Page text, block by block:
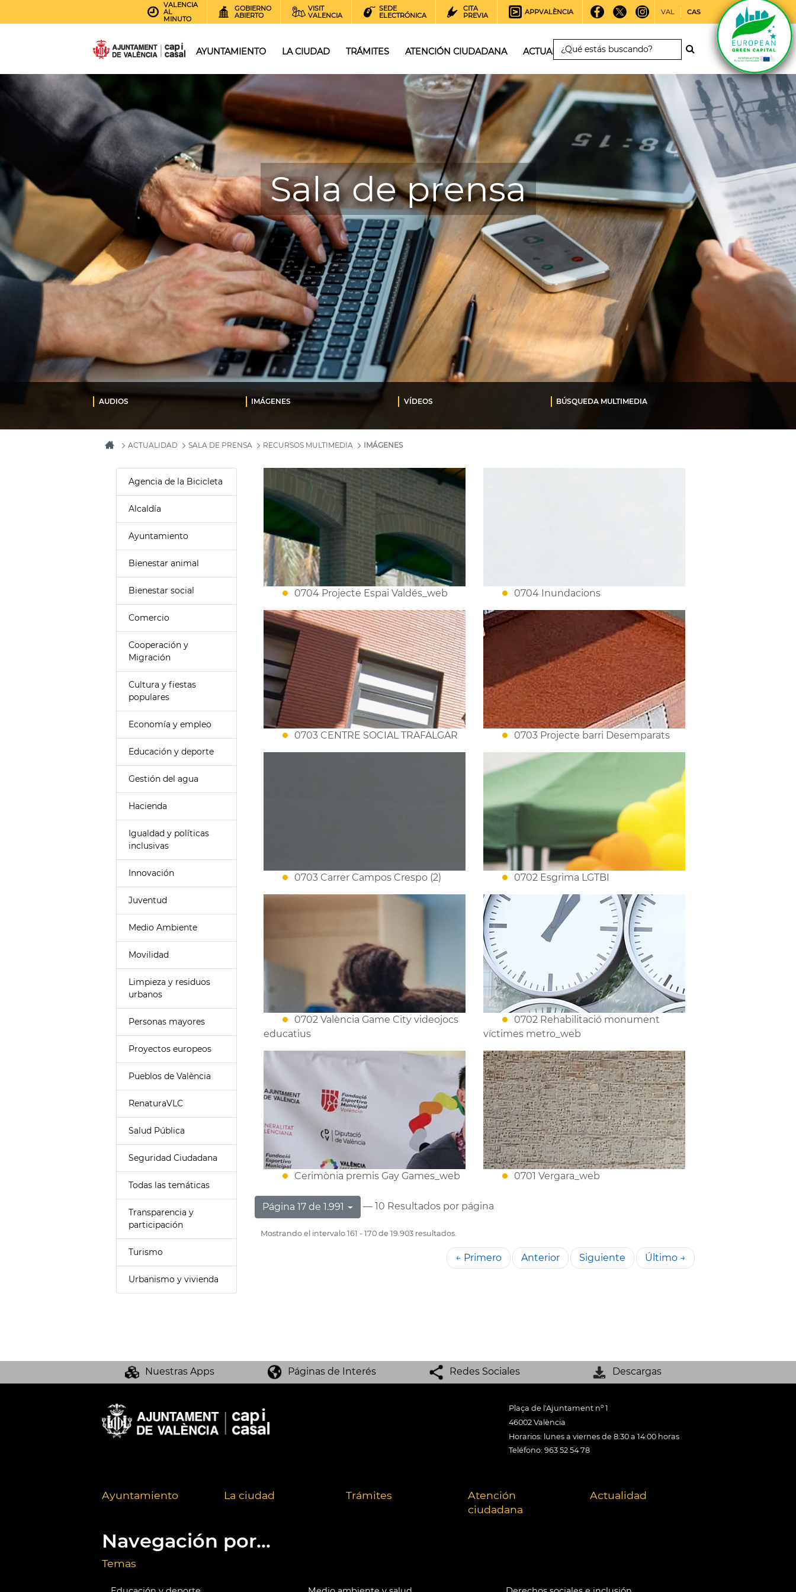
VALENCIA
AL
MINUTO
GOBIERNO
ABIERTO
VISIT
VALENCIA
SEDE
ELECTRÓNICA
CITA
PREVIA
APPVALÈNCIA VAL CAS
AYUNTAMIENTO LA CIUDAD TRÁMITES ATENCIÓN CIUDADANA ACTUALIDAD
Sala de prensa
AUDIOS IMÁGENES VÍDEOS BÚSQUEDA MULTIMEDIA
ACTUALIDAD SALA DE PRENSA RECURSOS MULTIMEDIA IMÁGENES
Agencia de la Bicicleta
Alcaldía
Ayuntamiento
Bienestar animal
Bienestar social
Comercio
Cooperación y
Migración
Cultura y fiestas
populares
Economía y empleo
Educación y deporte
Gestión del agua
Hacienda
Igualdad y políticas
inclusivas
Innovación
Juventud
Medio Ambiente
Movilidad
Limpieza y residuos
urbanos
Personas mayores
Proyectos europeos
Pueblos de València
RenaturaVLC
Salud Pública
Seguridad Ciudadana
Todas las temáticas
Transparencia y
participación
Turismo
Urbanismo y vivienda
0704 Projecte Espai Valdés_web 0704 Inundacions
0703 CENTRE SOCIAL TRAFALGAR 0703 Projecte barri Desemparats
0703 Carrer Campos Crespo (2) 0702 Esgrima LGTBI
0702 València Game City videojocs
educatius
0702 Rehabilitació monument
víctimes metro_web
Cerimònia premis Gay Games_web 0701 Vergara_web
Página 17 de 1.991 — 10 Resultados por página
Mostrando el intervalo 161 - 170 de 19.903 resultados.
← Primero Anterior Siguiente Último →
Nuestras Apps Páginas de Interés Redes Sociales Descargas
Plaça de l'Ajuntament nº 1
46002 València
Horarios: lunes a viernes de 8:30 a 14:00 horas
Teléfono: 963 52 54 78
Ayuntamiento La ciudad Trámites
Atención
ciudadana
Actualidad
Navegación por...
Temas